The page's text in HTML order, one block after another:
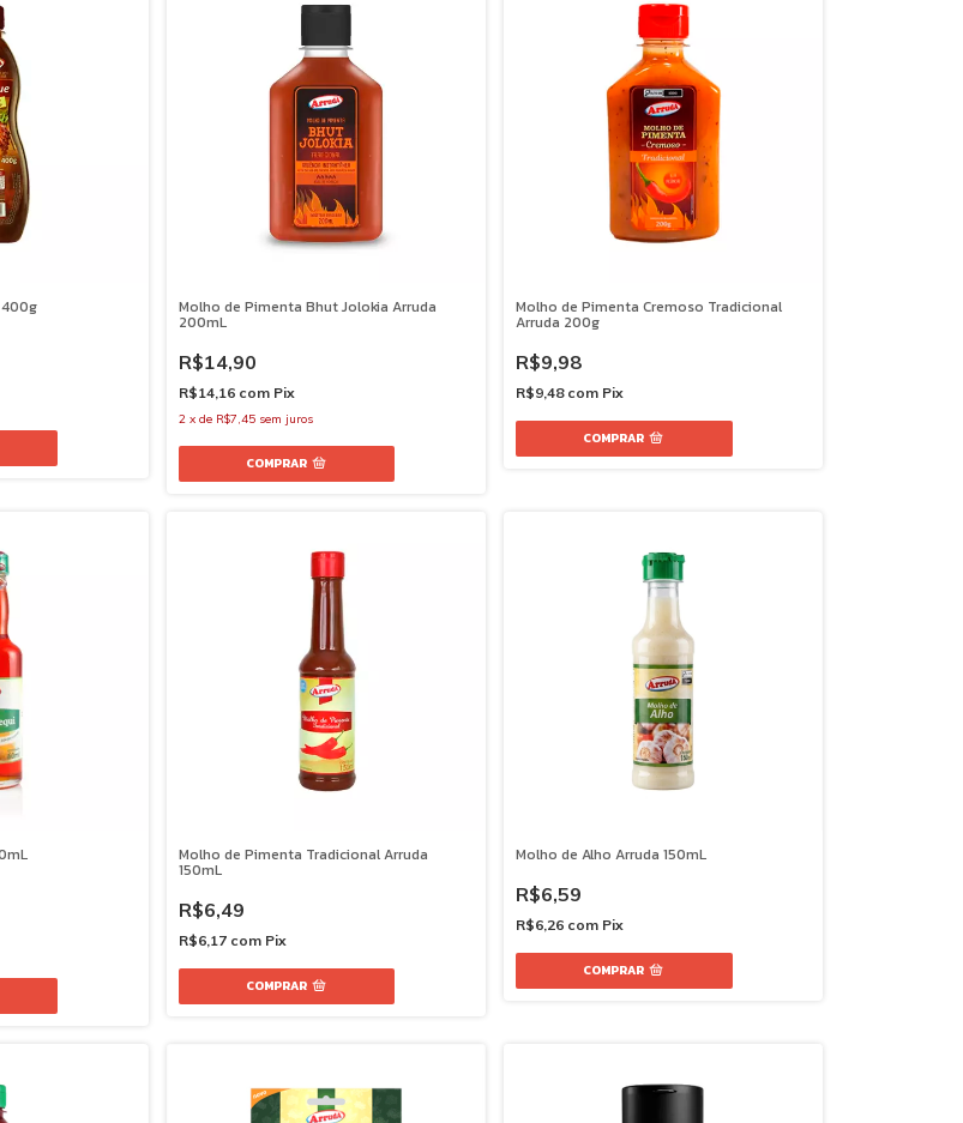
Molho de Pimenta Bhut Jolokia Arruda
200mL
R$14,90
R$14,16 com Pix
2 x de R$7,45 sem juros
Molho de Pimenta Cremoso Tradicional
Arruda 200g
R$9,98
R$9,48 com Pix
Molho de Pimenta Tradicional Arruda
150mL
R$6,49
R$6,17 com Pix
Molho de Alho Arruda 150mL
R$6,59
R$6,26 com Pix